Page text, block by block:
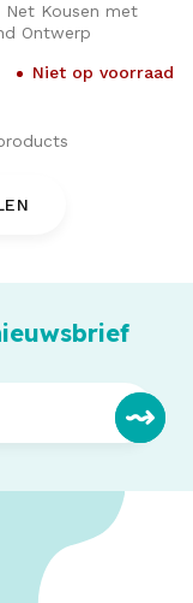
Net Kousen met
Ontwerp
Niet op voorraad